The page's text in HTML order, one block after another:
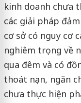
kinh doanh chưa
các giải pháp
cơ sở có nguy cơ
nghiêm trọng về
qua đêm và có
thoát nạn, ngăn
chưa thực hiện